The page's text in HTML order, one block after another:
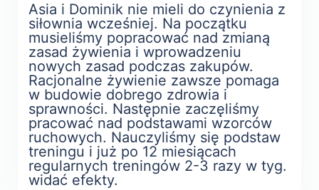
Asia i Dominik nie mieli do czynienia z
siłownia wcześniej. Na początku
musieliśmy popracować nad zmianą
zasad żywienia i wprowadzeniu
nowych zasad podczas zakupów.
Racjonalne żywienie zawsze pomaga
w budowie dobrego zdrowia i
sprawności. Następnie zaczęliśmy
pracować nad podstawami wzorców
ruchowych. Nauczyliśmy się podstaw
treningu i już po 12 miesiącach
regularnych treningów 2-3 razy w tyg.
widać efekty.